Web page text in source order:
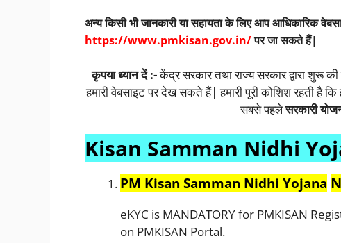
अन्य किसी भी जानकारी या सहायता के लिए आप आधिकारिक
https://www.pmkisan.gov.in/पर जा सकते हैं|
कृपया ध्यान दें :-केंद्र सरकार तथा राज्य सरकार द्वारा शुरू
हमारी वेबसाइट पर देख सकते हैं| हमारी पूरी कोशिश रहती है
सबसे पहलेसरकारी
Kisan Samman Nidhi
PM Kisan Samman Nidhi Yojana
eKYC is MANDATORY for PMKISAN
on PMKISAN Portal.